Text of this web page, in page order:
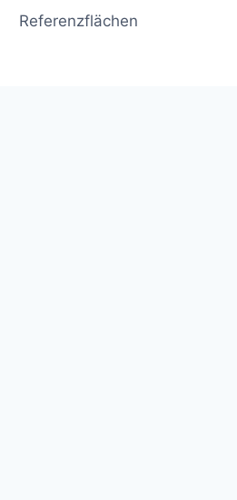
Referenzflächen